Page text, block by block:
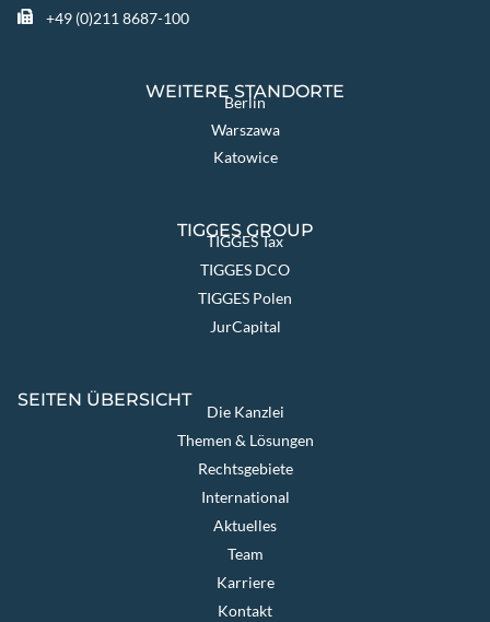
+49 (0)211 8687-100
WEITERE STANDORTE
Berlin
Warszawa
Katowice
TIGGES GROUP
TIGGES Tax
TIGGES DCO
TIGGES Polen
JurCapital
SEITEN ÜBERSICHT
Die Kanzlei
Themen & Lösungen
Rechtsgebiete
International
Aktuelles
Team
Karriere
Kontakt